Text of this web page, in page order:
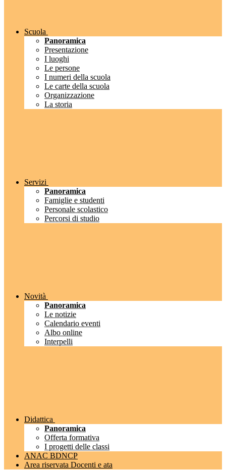
Scuola
Panoramica
Presentazione
I luoghi
Le persone
I numeri della scuola
Le carte della scuola
Organizzazione
La storia
Servizi
Panoramica
Famiglie e studenti
Personale scolastico
Percorsi di studio
Novità
Panoramica
Le notizie
Calendario eventi
Albo online
Interpelli
Didattica
Panoramica
Offerta formativa
I progetti delle classi
ANAC BDNCP
Area riservata Docenti e ata